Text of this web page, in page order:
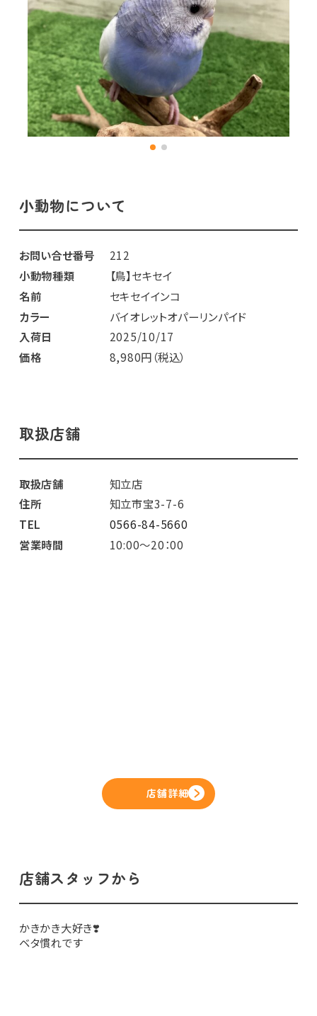
小動物について
お問い合せ番号
212
小動物種類
【鳥】セキセイ
名前
セキセイインコ
カラー
バイオレットオパーリンパイド
入荷日
2025/10/17
価格
8,980円（税込）
取扱店舗
取扱店舗
知立店
住所
知立市宝3-7-6
TEL
0566-84-5660
営業時間
10:00～20：00
店舗詳細
店舗スタッフから
かきかき大好き❣️
ベタ慣れです